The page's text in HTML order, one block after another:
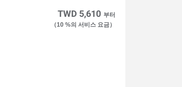
TWD 5,610 부터
（10 %의 서비스 요금）